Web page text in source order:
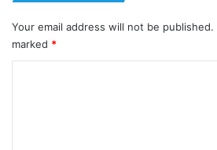
Your email address will not be published.
marked *